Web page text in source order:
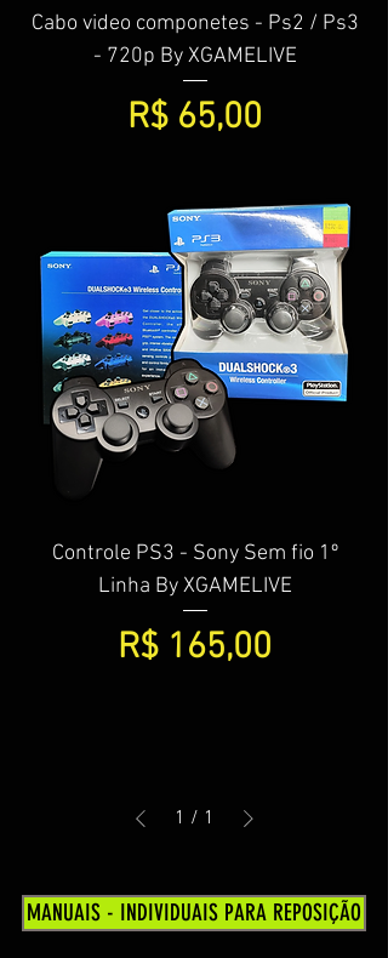
Cabo video componetes - Ps2 / Ps3
- 720p By XGAMELIVE
Preço
R$ 65,00
Controle PS3 - Sony Sem fio 1º
Linha By XGAMELIVE
Preço
R$ 165,00
1 / 1
MANUAIS - INDIVIDUAIS PARA REPOSIÇÃO